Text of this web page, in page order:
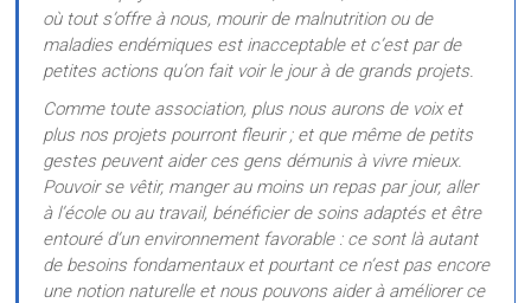
où tout s’offre à nous, mourir de malnutrition ou de
maladies endémiques est inacceptable et c’est par de
petites actions qu’on fait voir le jour à de grands projets.
Comme toute association, plus nous aurons de voix et
plus nos projets pourront fleurir ; et que même de petits
gestes peuvent aider ces gens démunis à vivre mieux.
Pouvoir se vêtir, manger au moins un repas par jour, aller
à l’école ou au travail, bénéficier de soins adaptés et être
entouré d’un environnement favorable : ce sont là autant
de besoins fondamentaux et pourtant ce n’est pas encore
une notion naturelle et nous pouvons aider à améliorer ce